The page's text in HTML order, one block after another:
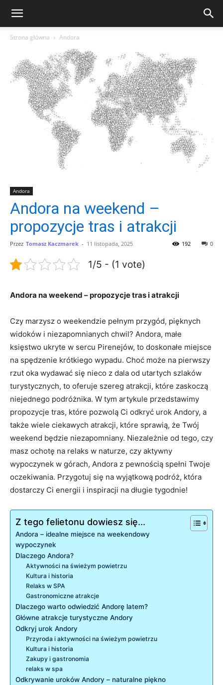
Strona główna Andora
Andora
Andora na weekend –
propozycje tras i atrakcji
Przez Tomasz Kaczmarek - 11 listopada, 2025 0
192
1/5 - (1 vote)
Andora na weekend – propozycje tras i atrakcji
Czy marzysz o weekendzie pełnym przygód, pięknych
widoków i niezapomnianych chwil? Andora, małe
księstwo ⁢ukryte w sercu Pirenejów, to doskonałe miejsce
na spędzenie krótkiego wypadu. Choć może na pierwszy
rzut⁢ oka wydawać ‌się ⁤nieco z dala od utartych szlaków
turystycznych, to oferuje‍ szereg atrakcji, które zaskoczą
niejednego podróżnika. W tym‍ artykule przedstawimy
propozycje tras, ​które pozwolą Ci odkryć urok Andory, a
także wiele ciekawych atrakcji, które sprawią, że Twój
weekend będzie niezapomniany. Niezależnie od tego, czy
masz ⁢ochotę na relaks w naturze, czy aktywny
wypoczynek w górach, Andora z pewnością spełni Twoje
oczekiwania. Przygotuj się‌ na wyjątkową podróż, która
dostarczy⁣ Ci energii i inspiracji ⁣na długie tygodnie!
Z tego felietonu dowiesz się...
Andora – ‌idealne miejsce na‍ weekendowy
wypoczynek
Dlaczego Andora?
Aktywności na świeżym powietrzu
Kultura i historia
Relaks w SPA
Gastronomiczne atrakcje
Dlaczego warto odwiedzić Andorę ⁣latem?
Główne‍ atrakcje turystyczne ‍Andory
Odkryj urok Andory
Przyroda i aktywności na świeżym⁤ powietrzu
Kultura i historia
Zakupy i gastronomia
relaks w spa
Odkrywanie uroków Andory – naturalne piękno